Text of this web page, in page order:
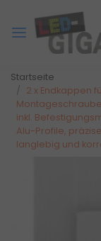
Startseite
2 x Endkappen
inkl.
Alu-Profile,
langlebig und